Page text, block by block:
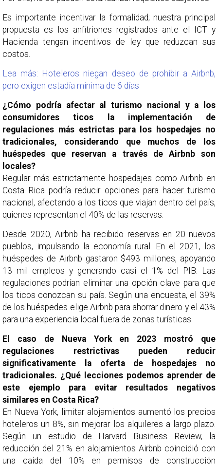
Es importante incentivar la formalidad; nuestra principal
propuesta es los anfitriones registrados ante el ICT y
Hacienda tengan incentivos de ley que reduzcan sus
costos.
Lea más: Hoteleros niegan deseo de prohibir a Airbnb,
pero exigen estadía mínima de 6 días
¿Cómo podría afectar al turismo nacional y a los
consumidores ticos la implementación de
regulaciones más estrictas para los hospedajes no
tradicionales, considerando que muchos de los
huéspedes que reservan a través de Airbnb son
locales?
Regular más estrictamente hospedajes como Airbnb en
Costa Rica podría reducir opciones para hacer turismo
nacional, afectando a los ticos que viajan dentro del país,
quienes representan el 40% de las reservas.
Desde 2020, Airbnb ha recibido reservas en 20 nuevos
pueblos, impulsando la economía rural. En el 2021, los
huéspedes de Airbnb gastaron $493 millones, apoyando
13 mil empleos y generando casi el 1% del PIB. Las
regulaciones podrían eliminar una opción clave para que
los ticos conozcan su país. Según una encuesta, el 39%
de los huéspedes elige Airbnb para ahorrar dinero y el 43%
para una experiencia local fuera de zonas turísticas.
El caso de Nueva York en 2023 mostró que
regulaciones restrictivas pueden reducir
significativamente la oferta de hospedajes no
tradicionales. ¿Qué lecciones podemos aprender de
este ejemplo para evitar resultados negativos
similares en Costa Rica?
En Nueva York, limitar alojamientos aumentó los precios
hoteleros un 8%, sin mejorar los alquileres a largo plazo.
Según un estudio de Harvard Business Review, la
reducción del 21% en alojamientos Airbnb coincidió con
una caída del 10% en permisos de construcción